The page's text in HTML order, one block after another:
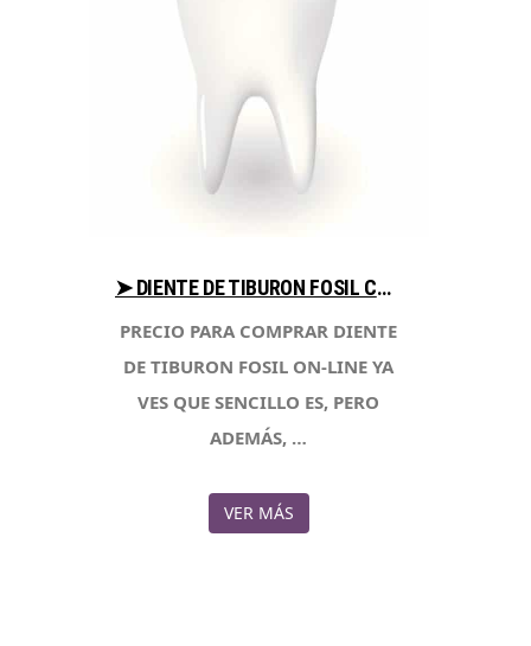
➤ DIENTE DE TIBURON FOSIL CONSEJOS PARA COMPRAR CON LIBRERIAESOTERICA.NET
PRECIO PARA COMPRAR DIENTE
DE TIBURON FOSIL ON-LINE YA
VES QUE SENCILLO ES, PERO
ADEMÁS, …
VER MÁS